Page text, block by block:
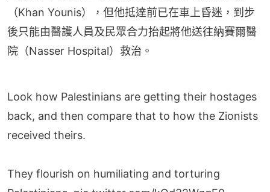
（Khan Younis），但他抵達前已在車上昏迷，到步
後只能由醫護人員及民眾合力抬起將他送往納賽爾醫
院（Nasser Hospital）救治。
back, and then compare that to how the Zionists
received theirs.
Palestinians. pic.twitter.com/kOd32WzgE0